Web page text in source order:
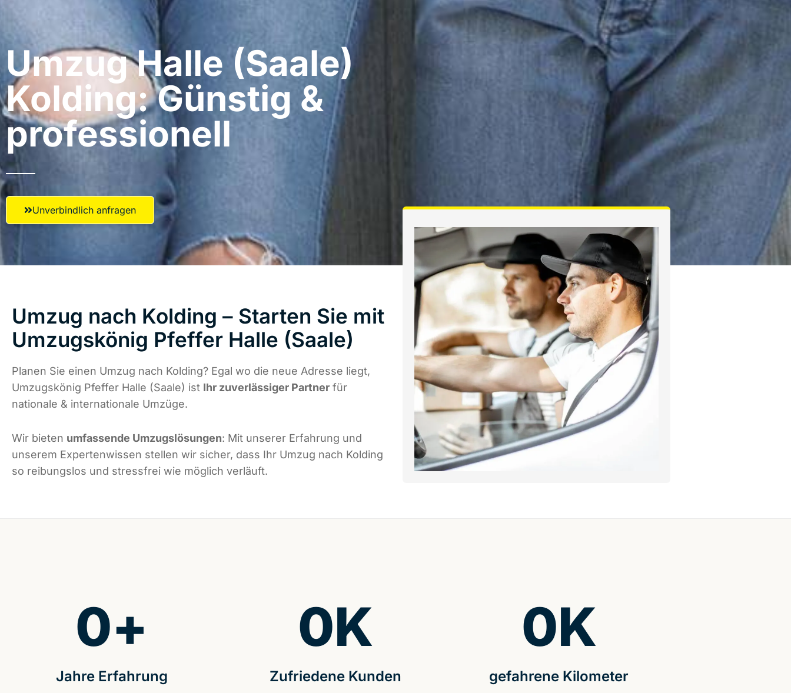
Umzug Halle (Saale)​
Kolding: Günstig &
professionell​
Unverbindlich anfragen
Umzug nach Kolding – Starten Sie mit
Umzugskönig Pfeffer Halle (Saale)
Planen Sie einen Umzug nach Kolding? Egal wo die neue Adresse liegt,
Umzugskönig Pfeffer Halle (Saale) ist Ihr zuverlässiger Partner für
nationale & internationale Umzüge.
Wir bieten umfassende Umzugslösungen: Mit unserer Erfahrung und
unserem Expertenwissen stellen wir sicher, dass Ihr Umzug nach Kolding
so reibungslos und stressfrei wie möglich verläuft.
Jahre Erfahrung
0+
Zufriedene Kunden
0K
gefahrene Kilometer
0K